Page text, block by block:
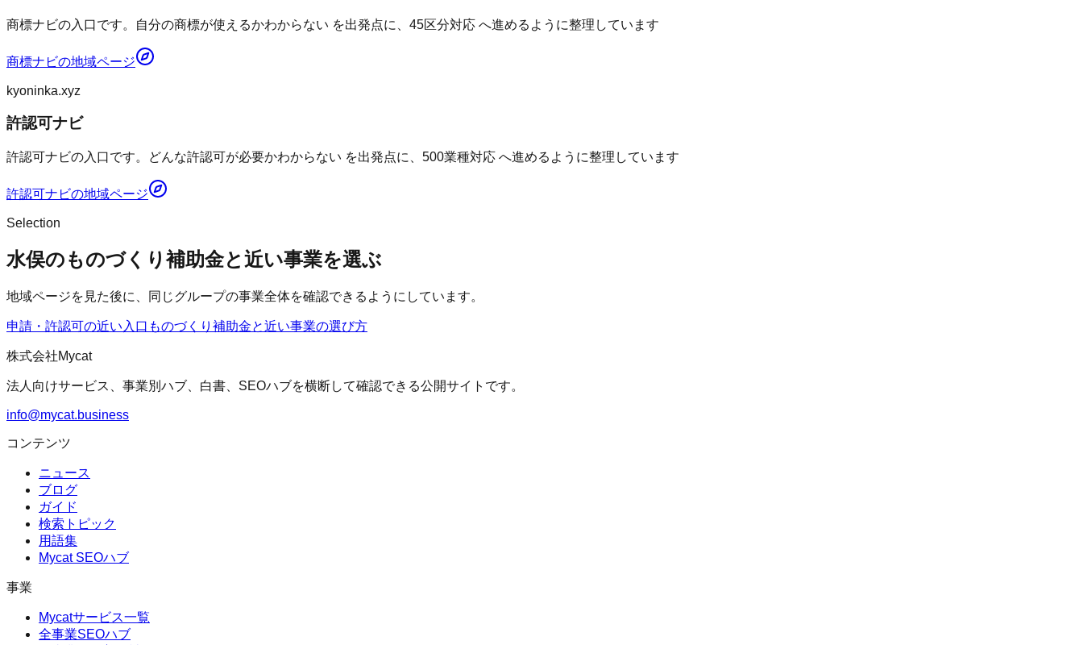
商標ナビの入口です。自分の商標が使えるかわからない を出発点に、45区分対応 へ進めるように整理しています
商標ナビの地域ページ
kyoninka.xyz
許認可ナビ
許認可ナビの入口です。どんな許認可が必要かわからない を出発点に、500業種対応 へ進めるように整理しています
許認可ナビの地域ページ
Selection
水俣のものづくり補助金と近い事業を選ぶ
地域ページを見た後に、同じグループの事業全体を確認できるようにしています。
申請・許認可の近い入口 ものづくり補助金と近い事業の選び方
株式会社Mycat
法人向けサービス、事業別ハブ、白書、SEOハブを横断して確認できる公開サイトです。
info@mycat.business
コンテンツ
ニュース
ブログ
ガイド
検索トピック
用語集
Mycat SEOハブ
事業
Mycatサービス一覧
全事業SEOハブ